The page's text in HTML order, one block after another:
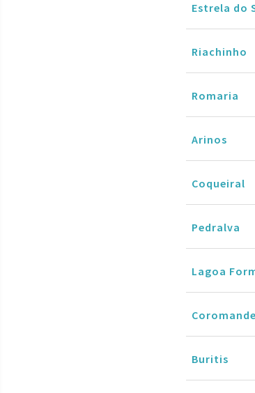
Estrela do
Riachinho
Romaria
Arinos
Coqueiral
Pedralva
Lagoa
Buritis